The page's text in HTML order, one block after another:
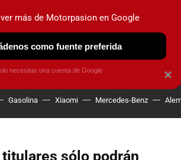
ELÉCTRICOS OBSERVATORIO
Gasolina Xiaomi Mercedes-Benz
sólo podrán
×
más de Motorpasion en Google
como fuente preferida
necesitas una cuenta de Google